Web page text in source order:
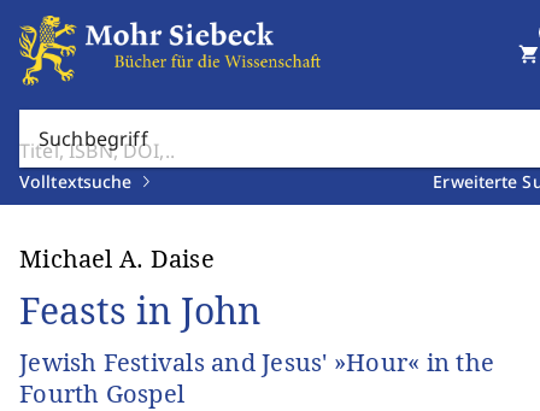
Suchbegriff
Volltextsuche Erweiterte
shopping_cart
Michael A. Daise
Feasts in John
Jewish Festivals and Jesus' »Hour« in the
Fourth Gospel